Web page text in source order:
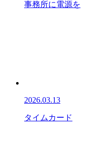
事務所に電源を
2026.03.13
タイムカード